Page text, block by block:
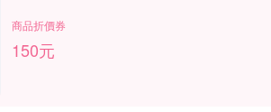
商品折價券
150元